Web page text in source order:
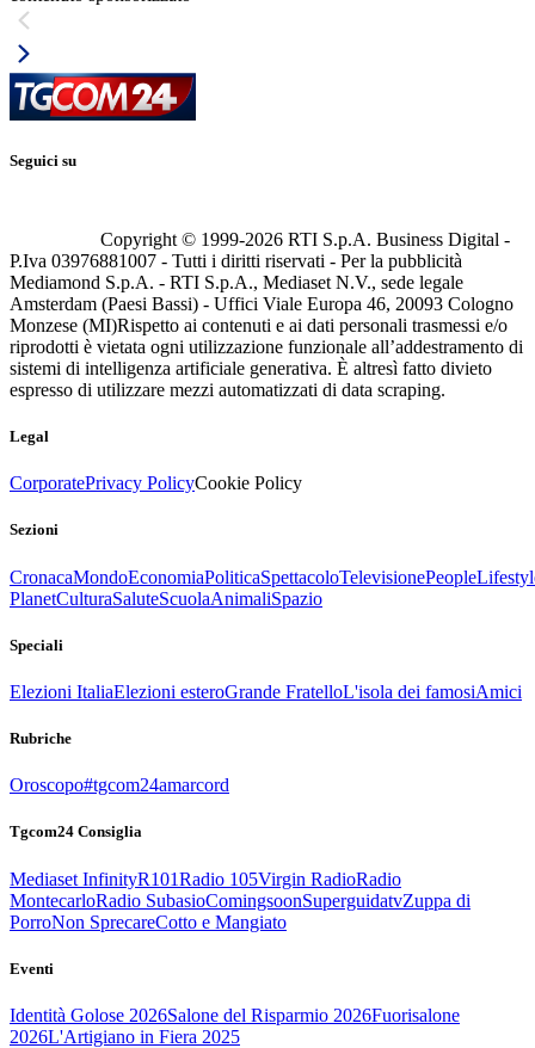
Seguici su
Copyright © 1999-2026 RTI S.p.A. Business Digital -
P.Iva 03976881007 - Tutti i diritti riservati - Per la pubblicità
Mediamond S.p.A. - RTI S.p.A., Mediaset N.V., sede legale
Amsterdam (Paesi Bassi) - Uffici Viale Europa 46, 20093 Cologno
Monzese (MI)Rispetto ai contenuti e ai dati personali trasmessi e/o
riprodotti è vietata ogni utilizzazione funzionale all’addestramento di
sistemi di intelligenza artificiale generativa. È altresì fatto divieto
espresso di utilizzare mezzi automatizzati di data scraping.
Legal
CorporatePrivacy PolicyCookie Policy
Sezioni
CronacaMondoEconomiaPoliticaSpettacoloTelevisionePeople
PlanetCulturaSaluteScuolaAnimaliSpazio
Speciali
Elezioni ItaliaElezioni esteroGrande FratelloL'isola dei famosiAmici
Rubriche
Oroscopo#tgcom24amarcord
Tgcom24 Consiglia
Mediaset InfinityR101Radio 105Virgin RadioRadio
MontecarloRadio SubasioComingsoonSuperguidatvZuppa di
PorroNon SprecareCotto e Mangiato
Eventi
Identità Golose 2026Salone del Risparmio 2026Fuorisalone
2026L'Artigiano in Fiera 2025